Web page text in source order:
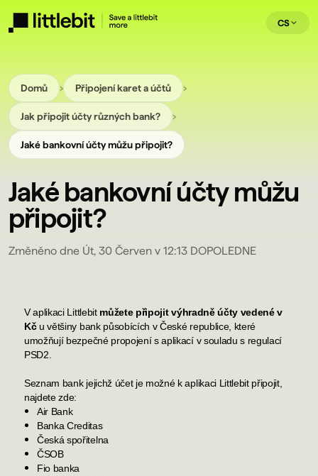
CS
Domů › Připojení karet a účtů ›
Jak připojit účty různých bank? ›
Jaké bankovní účty můžu připojit?
Jaké bankovní účty můžu
připojit?
Změněno dne Út, 30 Červen v 12:13 DOPOLEDNE
V aplikaci Littlebit můžete připojit výhradně účty vedené v
Kču většiny bank působících v České republice, které
umožňují bezpečné propojení s aplikací v souladu s regulací
PSD2.
Seznam bank jejichž účet je možné k aplikaci Littlebit připojit,
najdete zde:
Air Bank
Banka Creditas
Česká spořitelna
ČSOB
Fio banka